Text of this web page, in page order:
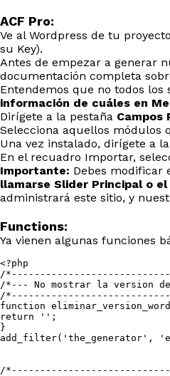
ACF Pro:
Ve al Wordpress de tu
su Key).
Antes de empezar a generar
documentación completa
Entendemos que no todos
información de cuáles en
Dirígete a la pestaña Campos
Selecciona aquellos módulos
Una vez instalado, dirígete a
En el recuadro Importar,
Importante: Debes modificar
llamarse Slider Principal o
administrará este sitio, y
Functions:
Ya vienen algunas funciones
<?php
/
/*--- No mostrar la version
/
function
return '';
}
add_filter('the_generator',
/